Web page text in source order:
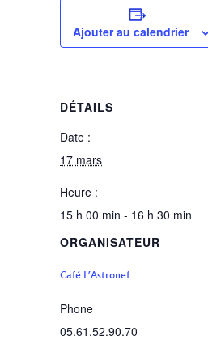
Ajouter au calendrier
DÉTAILS
Date :
17 mars
Heure :
15 h 00 min - 16 h 30 min
ORGANISATEUR
Café L’Astronef
Phone
05.61.52.90.70